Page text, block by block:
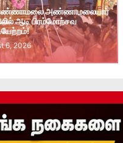
அண்ணாமலையார்
ஆடி பிரம்மோற்சவ
6, 2026